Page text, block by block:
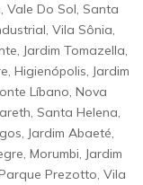
Vale Do Sol, Santa
Vila Sônia,
Jardim Tomazella,
Higienópolis, Jardim
Líbano, Nova
Santa Helena,
Jardim Abaeté,
Morumbi, Jardim
Prezotto, Vila